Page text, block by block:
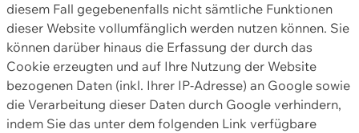
diesem Fall gegebenenfalls nicht sämtliche Funktionen
dieser Website vollumfänglich werden nutzen können. Sie
können darüber hinaus die Erfassung der durch das
Cookie erzeugten und auf Ihre Nutzung der Website
bezogenen Daten (inkl. Ihrer IP-Adresse) an Google sowie
die Verarbeitung dieser Daten durch Google verhindern,
indem Sie das unter dem folgenden Link verfügbare